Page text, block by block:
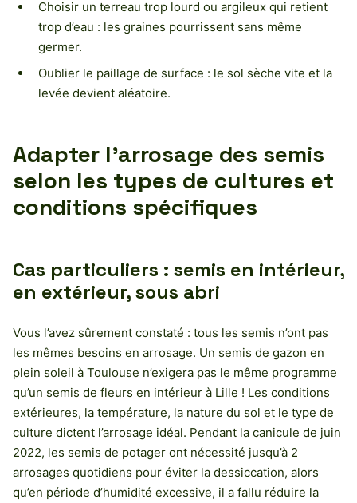
Choisir un terreau trop lourd ou argileux qui retient
trop d’eau : les graines pourrissent sans même
germer.
Oublier le paillage de surface : le sol sèche vite et la
levée devient aléatoire.
Adapter l’arrosage des semis
selon les types de cultures et
conditions spécifiques
Cas particuliers : semis en intérieur,
en extérieur, sous abri
Vous l’avez sûrement constaté : tous les semis n’ont pas
les mêmes besoins en arrosage. Un semis de gazon en
plein soleil à Toulouse n’exigera pas le même programme
qu’un semis de fleurs en intérieur à Lille ! Les conditions
extérieures, la température, la nature du sol et le type de
culture dictent l’arrosage idéal. Pendant la canicule de juin
2022, les semis de potager ont nécessité jusqu’à 2
arrosages quotidiens pour éviter la dessiccation, alors
qu’en période d’humidité excessive, il a fallu réduire la